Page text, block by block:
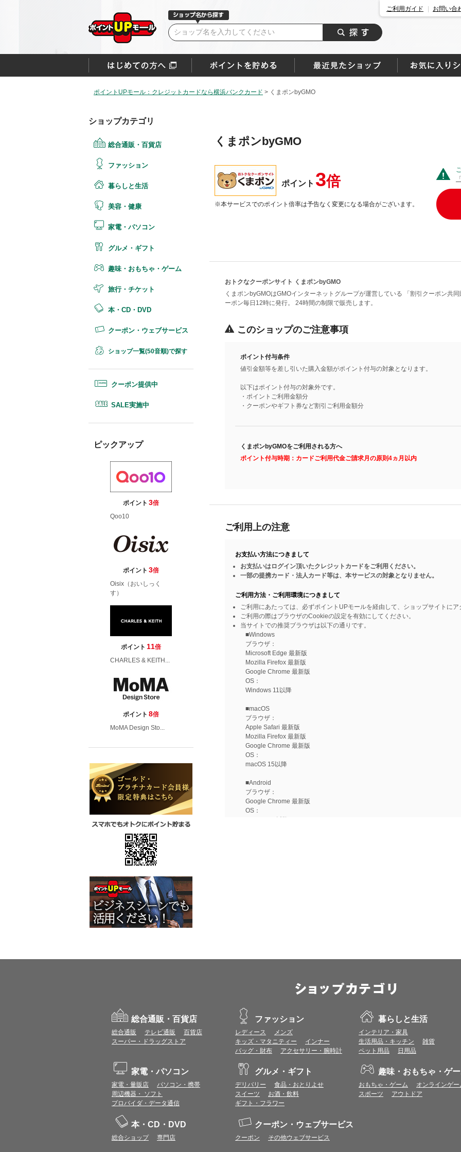
ご利用ガイド お問い合
ポイントUPモール：クレジットカードなら横浜バンクカード > くまポンbyGMO
ショップカテゴリ
総合通販・百貨店
ファッション
暮らしと生活
美容・健康
家電・パソコン
グルメ・ギフト
趣味・おもちゃ・ゲーム
旅行・チケット
本・CD・DVD
クーポン・ウェブサービス
ショップ一覧(50音順)で探す
クーポン提供中
SALE実施中
ピックアップ
ポイント 3倍
Qoo10
ポイント 3倍
Oisix（おいしっく
す）
ポイント 11倍
CHARLES & KEITH...
ポイント 8倍
MoMA Design Sto...
くまポンbyGMO
ポイント 3倍
※本サービスでのポイント倍率は予告なく変更になる場合がございます。
おトクなクーポンサイト くまポンbyGMO
くまポンbyGMOはGMOインターネットグループが運営している 「割引クーポン共
ーポン毎日12時に発行。 24時間の制限で販売します。
このショップのご注意事項
ポイント付与条件
値引金額等を差し引いた購入金額がポイント付与の対象となります。
以下はポイント付与の対象外です。
・ポイントご利用金額分
・クーポンやギフト券など割引ご利用金額分
くまポンbyGMOをご利用される方へ
ポイント付与時期：カードご利用代金ご請求月の原則4ヵ月以内
ご利用上の注意
お支払い方法につきまして
お支払いはログイン頂いたクレジットカードをご利用ください。
一部の提携カード・法人カード等は、本サービスの対象となりません。
ご利用方法・ご利用環境につきまして
ご利用にあたっては、必ずポイントUPモールを経由して、ショップサイトにア
ご利用の際はブラウザのCookieの設定を有効にしてください。
当サイトでの推奨ブラウザは以下の通りです。
■Windows
ブラウザ：
Microsoft Edge 最新版
Mozilla Firefox 最新版
Google Chrome 最新版
OS：
Windows 11以降
■macOS
ブラウザ：
Apple Safari 最新版
Mozilla Firefox 最新版
Google Chrome 最新版
OS：
macOS 15以降
■Android
ブラウザ：
Google Chrome 最新版
OS：
Android 15以降
本サービスではCookieとJavaScriptの機能を使用している為、Cookieと
ワールドプレゼントのポイント通常1倍分に加え、上乗せとなる1〜19倍分の
プレミアムポイント付与の対象は、商品代金のみ（税・送料等を除く）となりま
プレミアムポイントの付与予定時期は、カードご利用代金のご請求月と異なる
200円のご利用につき1ポイントとして計算されるため、一部の法人カード等に
が異なる場合があります。
対象サイトにアクセス後、カード決済前に別サイトにアクセスした場合は、ポ
商品購入後、購入内容等に変更があった場合は、プレミアムポイント付与の対
商品をキャンセル・返品した場合は、プレミアムポイント付与の対象となりませ
同一ショップで複数回ご利用される場合は、1回のご利用ごとにポイントUPモ
プレミアムポイントはワールドプレゼントのポイントとして景品等に交換できま
一部対象外となるサービスがあります。
に届く注文番号等の記載のあるメールを必ず保管してください。
各ショップのアプリ上で購入した場合はポイントUPの対象外となります。
※ご利用のOSバージョンやセキュリティソフトにより、自動的にショップアプ
総合通販・百貨店
総合通販 テレビ通販
百貨店
スーパー・ドラッグストア
ファッション
レディース
メンズ
キッズ・マタニティー
インナー
バッグ・財布
アクセサリー・腕時計
暮らしと生活
インテリア・家具
生活用品・キッチン
雑貨
ペット用品
日用品
家電・パソコン
家電・量販店
パソコン・携帯
周辺機器・ ソフト
プロバイダ・データ通信
グルメ・ギフト
デリバリー
食品・おとりよせ
スイーツ
お酒・飲料
ギフト・フラワー
趣味・おもちゃ・ゲ
おもちゃ・ゲーム
オンラインゲー
スポーツ
アウトドア
本・CD・DVD
総合ショップ 専門店
クーポン・ウェブサービス
クーポン その他ウェブサービス